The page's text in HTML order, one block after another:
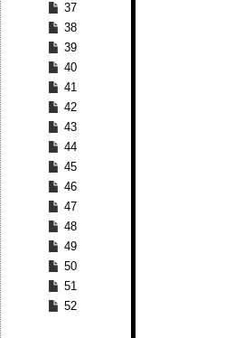
37
38
39
40
41
42
43
44
45
46
47
48
49
50
51
52